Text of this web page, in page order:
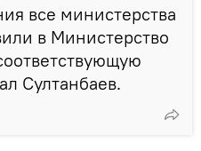
все министерства
в Министерство
Султанбаев.